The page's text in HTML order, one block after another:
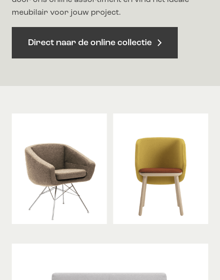
meubilair voor jouw project.
Direct naar de online collectie